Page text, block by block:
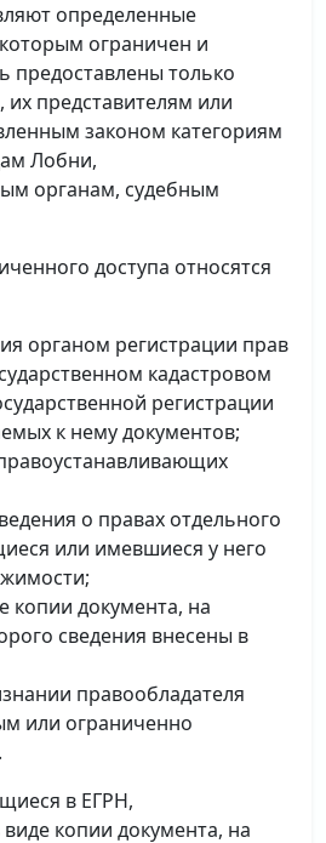
определенные
ограничен и
предоставлены только
представителям или
законом категориям
Лобни,
органам, судебным
доступа относятся
органом регистрации прав
кадастровом
регистрации
к нему документов;
о правах отдельного
или имевшиеся у него
копии документа, на
сведения внесены в
правообладателя
или ограниченно
в ЕГРН,
копии документа, на